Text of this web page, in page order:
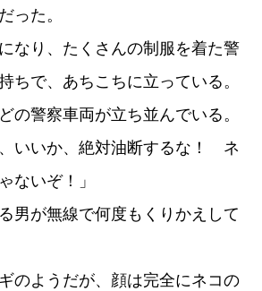
った。
なり、たくさんの制服を着た警
ちで、あちこちに立っている。
の警察車両が立ち並んでいる。
、いいか、絶対油断するな！ ネ
ないぞ！」
男が無線で何度もくりかえして
のようだが、顔は完全にネコの